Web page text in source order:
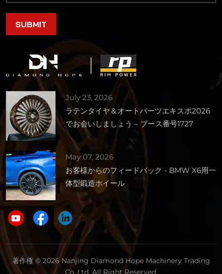
July 23, 2026
ラテンタイヤ＆オートパーツエキスポ2026
でお会いしましょう – ブース番号1727
May 07, 2026
お客様からのフィードバック - BMW X6用一
体型鍛造ホイール
著作権 © 2026 Nanjing Diamond Hope Machinery Trading
Co,.Ltd. All Right Reserved.